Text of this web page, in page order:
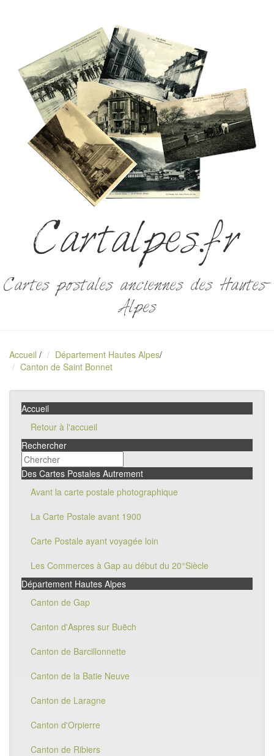
Cartalpes.fr
Cartes postales anciennes des Hautes-
Alpes
Accueil / Département Hautes Alpes/
Canton de Saint Bonnet
Accueil
Retour à l'accueil
Rechercher
Des Cartes Postales Autrement
Avant la carte postale photographique
La Carte Postale avant 1900
Carte Postale ayant voyagée loin
Les Commerces à Gap au début du 20°Siècle
Département Hautes Alpes
Canton de Gap
Canton d'Aspres sur Buëch
Canton de Barcillonnette
Canton de la Batie Neuve
Canton de Laragne
Canton d'Orpierre
Canton de Ribiers